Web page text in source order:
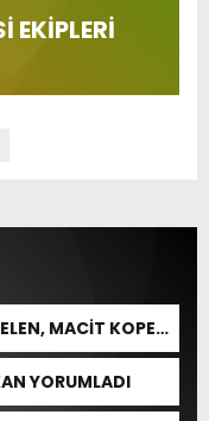
EKİPLERİ
MACİT KOPER
YORUMLADI